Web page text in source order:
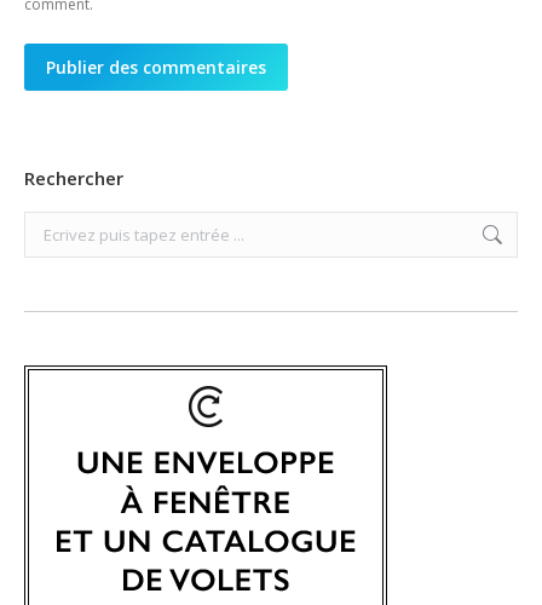
comment.
Publier des commentaires
Rechercher
Search: